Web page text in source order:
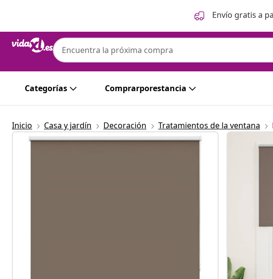
Envío gratis a
Categorías Comprarporestancia
Inicio Casa y jardín Decoración Tratamientos de la ventana